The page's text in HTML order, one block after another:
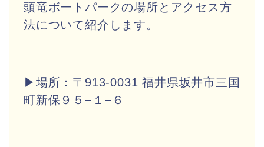
頭竜ボートパークの場所とアクセス方
法について紹介します。
▶場所：〒913-0031 福井県坂井市三国
町新保９５−１−６